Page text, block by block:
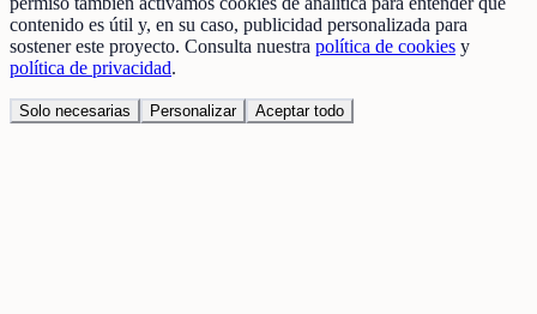
contenido es útil y, en su caso, publicidad personalizada para
sostener este proyecto. Consulta nuestra política de cookies y
política de privacidad.
Solo necesarias Personalizar Aceptar todo